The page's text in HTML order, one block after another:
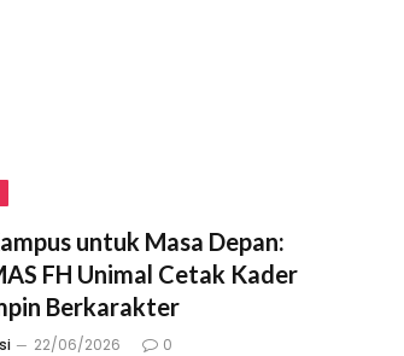
untuk Masa Depan:
FH Unimal Cetak Kader
Berkarakter
22/06/2026 0